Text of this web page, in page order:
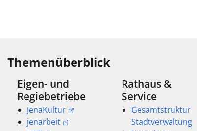
Themenüberblick
Eigen- und
Regiebetriebe
JenaKultur
jenarbeit
Rathaus &
Service
Gesamtstruktur
Stadtverwaltung